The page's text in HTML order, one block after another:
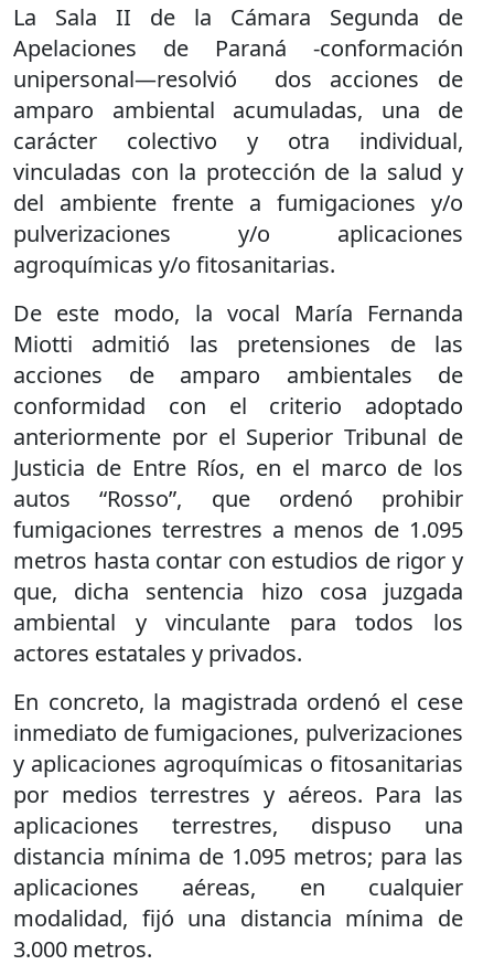
La Sala II de la Cámara Segunda de
Apelaciones de Paraná -conformación
unipersonal—resolvió dos acciones de
amparo ambiental acumuladas, una de
carácter colectivo y otra individual,
vinculadas con la protección de la salud y
del ambiente frente a fumigaciones y/o
pulverizaciones y/o aplicaciones
agroquímicas y/o fitosanitarias.
De este modo, la vocal María Fernanda
Miotti admitió las pretensiones de las
acciones de amparo ambientales de
conformidad con el criterio adoptado
anteriormente por el Superior Tribunal de
Justicia de Entre Ríos, en el marco de los
autos “Rosso”, que ordenó prohibir
fumigaciones terrestres a menos de 1.095
metros hasta contar con estudios de rigor y
que, dicha sentencia hizo cosa juzgada
ambiental y vinculante para todos los
actores estatales y privados.
En concreto, la magistrada ordenó el cese
inmediato de fumigaciones, pulverizaciones
y aplicaciones agroquímicas o fitosanitarias
por medios terrestres y aéreos. Para las
aplicaciones terrestres, dispuso una
distancia mínima de 1.095 metros; para las
aplicaciones aéreas, en cualquier
modalidad, fijó una distancia mínima de
3.000 metros.